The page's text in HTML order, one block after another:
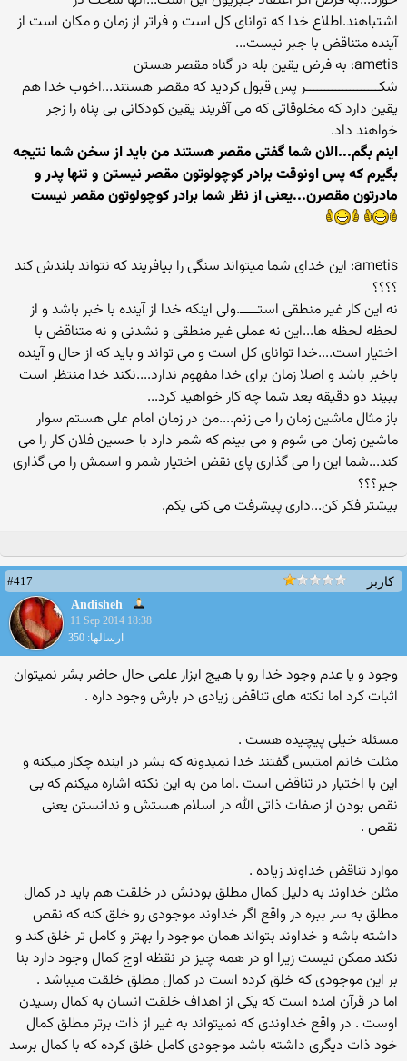
اشتباهند.اطلاع خدا که توانای کل است و فراتر از زمان و مکان است از
آینده متناقض با جبر نیست...
ametis: به فرض یقین بله در گناه مقصر هستن
شکــــــــــــــــــــر پس قبول کردید که مقصر هستند...اخوب خدا هم
یقین دارد که مخلوقاتی که می آفریند یقین کودکانی بی پناه را زجر
خواهند داد.
اینم بگم...الان شما گفتی مقصر هستند من باید از سخن شما نتیجه
بگیرم که پس اونوقت برادر کوچولوتون مقصر نیستن و تنها پدر و
مادرتون مقصرن...یعنی از نظر شما برادر کوچولوتون مقصر نیست
ametis: این خدای شما میتواند سنگی را بیافریند که نتواند بلندش کند
؟؟؟؟
نه این کار غیر منطقی استـــــ.ولی اینکه خدا از آینده با خبر باشد و از
لحظه لحظه ها...این نه عملی غیر منطقی و نشدنی و نه متناقض با
اختیار است....خدا توانای کل است و می تواند و باید که از حال و آینده
باخبر باشد و اصلا زمان برای خدا مفهوم ندارد....نکند خدا منتظر است
ببیند دو دقیقه بعد شما چه کار خواهید کرد...
باز مثال ماشین زمان را می زنم....من در زمان امام علی هستم سوار
ماشین زمان می شوم و می بینم که شمر دارد با حسین فلان کار را می
کند...شما این را می گذاری پای نقض اختیار شمر و اسمش را می گذاری
جبر؟؟؟
بیشتر فکر کن...داری پیشرفت می کنی یکم.
کاربر
#417
Andisheh
11 Sep 2014 18:38
ارسالها: 350
وجود و یا عدم وجود خدا رو با هیچ ابزار علمی حال حاضر بشر نمیتوان
اثبات کرد اما نکته های تناقض زیادی در بارش وجود داره .
مسئله خیلی پیچیده هست .
مثلت خانم امتیس گفتند خدا نمیدونه که بشر در اینده چکار میکنه و
این با اختیار در تناقض است .اما من به این نکته اشاره میکنم که بی
نقص بودن از صفات ذاتی الله در اسلام هستش و ندانستن یعنی
نقص .
موارد تناقض خداوند زیاده .
مثلن خداوند به دلیل کمال مطلق بودنش در خلقت هم باید در کمال
مطلق به سر ببره در واقع اگر خداوند موجودی رو خلق کنه که نقص
داشته باشه و خداوند بتواند همان موجود را بهتر و کامل تر خلق کند و
نکند ممکن نیست زیرا او در همه چیز در نقظه اوج کمال وجود دارد بنا
بر این موجودی که خلق کرده است در کمال مطلق خلقت میباشد .
اما در قرآن امده است که یکی از اهداف خلقت انسان به کمال رسیدن
اوست . در واقع خداوندی که نمیتواند به غیر از ذات برتر مطلق کمال
خود ذات دیگری داشته باشد موجودی کامل خلق کرده که با کمال برسد